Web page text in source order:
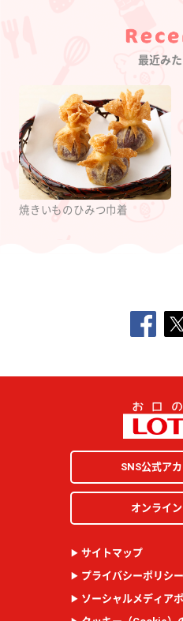
最近み
焼きいものひみつ巾着
SNS公式ア
オンライ
サイトマップ
プライバシーポリシー
ソーシャルメディア